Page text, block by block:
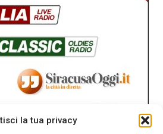
la tua privacy